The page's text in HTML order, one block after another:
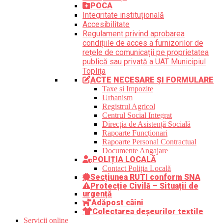
POCA
Integritate instituțională
Accesibilitate
Regulament privind aprobarea
condițiile de acces a furnizorilor de
rețele de comunicații pe proprietatea
publică sau privată a UAT Municipiul
Toplița
ACTE NECESARE ȘI FORMULARE
Taxe și Impozite
Urbanism
Registrul Agricol
Centrul Social Integrat
Direcția de Asistență Socială
Rapoarte Funcționari
Rapoarte Personal Contractual
Documente Angajare
POLIȚIA LOCALĂ
Contact Poliția Locală
Secțiunea RUTI conform SNA
Protecție Civilă – Situații de
urgență
Adăpost câini
Colectarea deșeurilor textile
Servicii online